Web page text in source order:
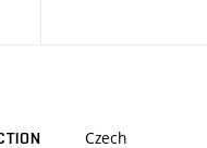
Czech